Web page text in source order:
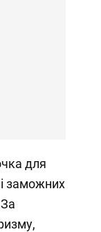
для
заможних